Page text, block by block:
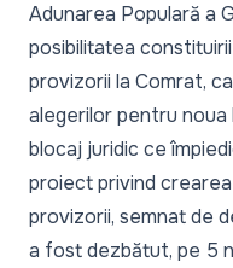
Adunarea Populară a
posibilitatea
provizorii la Comrat,
alegerilor pentru noua
blocaj juridic ce
proiect privind
provizorii, semnat de
a fost dezbătut, pe 5